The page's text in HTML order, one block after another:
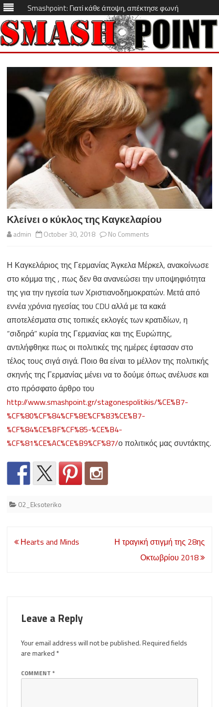
Smashpoint: Γιατί κάθε άποψη, απέκτησε φωνή
Skip
content
Κλείνει ο κύκλος της Καγκελαρίου
admin October 30, 2018 No Comments
ο
κύκλος
Καγκελαρίου
Η Καγκελάριος της Γερμανίας Άγκελα Μέρκελ, ανακοίνωσε
στο κόμμα της , πως δεν θα ανανεώσει την υποψηφιότητα
της για την ηγεσία των Χριστιανοδημοκρατών. Μετά από
εννέα χρόνια ηγεσίας του CDU αλλά με τα κακά
αποτελέσματα στις τοπικές εκλογές των κρατιδίων, η
“σιδηρά” κυρία της Γερμανίας και της Ευρώπης,
αντιλήφθηκε πως οι πολιτικές της ημέρες έφτασαν στο
τέλος τους σιγά σιγά. Ποιο θα είναι το μέλλον της πολιτικής
σκηνής της Γερμανίας μένει να το δούμε όπως ανέλυσε και
στο πρόσφατο άρθρο του
http://www.smashpoint.gr/stagonespolitikis/%CE%B7-
%CF%80%CF%84%CF%8E%CF%83%CE%B7-
%CF%84%CE%BF%CF%85-%CE%B4-
%CF%81%CE%AC%CE%B9%CF%87/ο πολιτικός μας συντάκτης.
02_Eksoteriko
PostΗearts and Minds
Η τραγική στιγμή της 28ης
Οκτωβρίου 2018
Leave a Reply
Your email address will not be published.Required fields
are marked *
COMMENT *